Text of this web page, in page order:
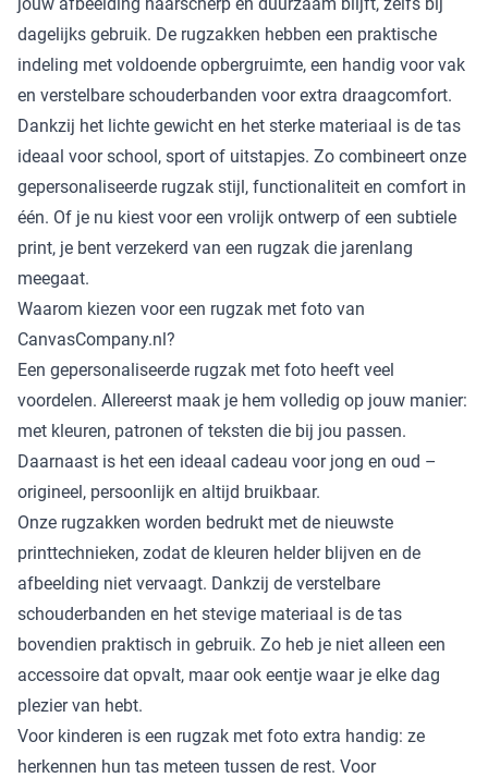
dagelijks gebruik. De rugzakken hebben een praktische
indeling met voldoende opbergruimte, een handig voor vak
en verstelbare schouderbanden voor extra draagcomfort.
Dankzij het lichte gewicht en het sterke materiaal is de tas
ideaal voor school, sport of uitstapjes. Zo combineert onze
gepersonaliseerde rugzak stijl, functionaliteit en comfort in
één. Of je nu kiest voor een vrolijk ontwerp of een subtiele
print, je bent verzekerd van een rugzak die jarenlang
meegaat.
Waarom kiezen voor een rugzak met foto van
CanvasCompany.nl?
Een gepersonaliseerde rugzak met foto heeft veel
voordelen. Allereerst maak je hem volledig op jouw manier:
met kleuren, patronen of teksten die bij jou passen.
Daarnaast is het een ideaal cadeau voor jong en oud –
origineel, persoonlijk en altijd bruikbaar.
Onze rugzakken worden bedrukt met de nieuwste
printtechnieken, zodat de kleuren helder blijven en de
afbeelding niet vervaagt. Dankzij de verstelbare
schouderbanden en het stevige materiaal is de tas
bovendien praktisch in gebruik. Zo heb je niet alleen een
accessoire dat opvalt, maar ook eentje waar je elke dag
plezier van hebt.
Voor kinderen is een rugzak met foto extra handig: ze
herkennen hun tas meteen tussen de rest. Voor